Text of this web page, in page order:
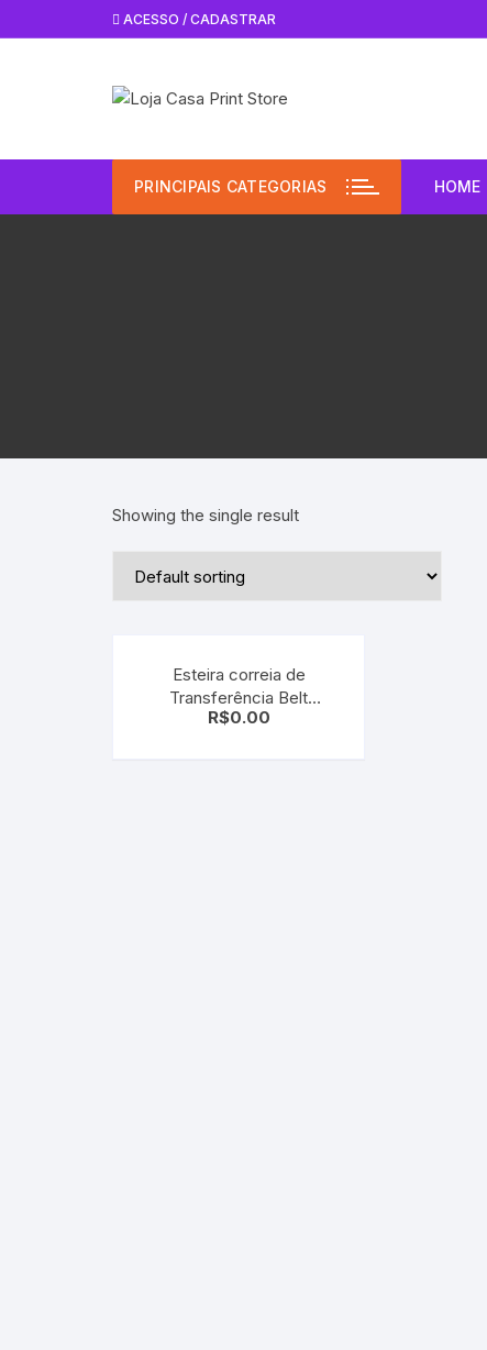
para
ACESSO / CADASTRAR
PRINCIPAIS CATEGORIAS HOME
Showing the single result
Esteira correia de
Transferência Belt
C911/C931/C941/C942
R$0.00